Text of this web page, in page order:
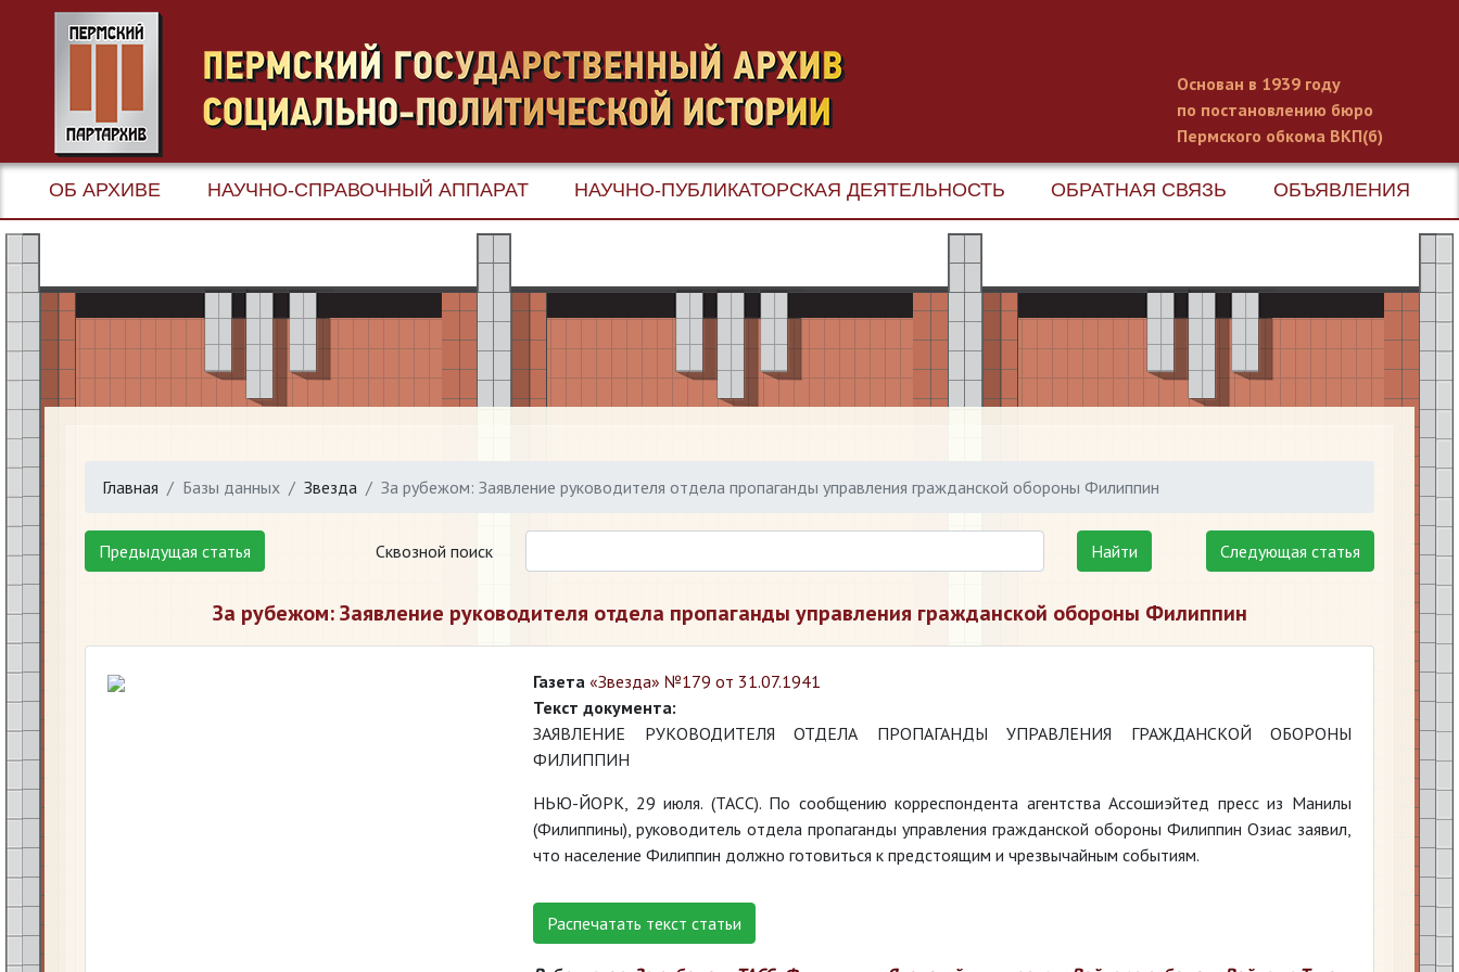
Основан в 1939 году
по постановлению бюро
Пермского обкома ВКП(б)
ОБ АРХИВЕ НАУЧНО-СПРАВОЧНЫЙ АППАРАТ НАУЧНО-ПУБЛИКАТОРСКАЯ ДЕЯТЕЛЬНОСТЬ ОБРАТНАЯ СВЯЗЬ ОБЪЯВЛЕНИЯ
Главная Базы данных Звезда За рубежом: Заявление руководителя отдела пропаганды управления гражданской обороны Филиппин
Предыдущая статья Сквозной поиск Найти Следующая статья
За рубежом: Заявление руководителя отдела пропаганды управления гражданской обороны Филиппин
Газета «Звезда» №179 от 31.07.1941
Текст документа:
ЗАЯВЛЕНИЕ РУКОВОДИТЕЛЯ ОТДЕЛА ПРОПАГАНДЫ УПРАВЛЕНИЯ ГРАЖДАНСКОЙ ОБОРОНЫ
ФИЛИППИН
НЬЮ-ЙОРК, 29 июля. (ТАСС). По сообщению корреспондента агентства Ассошиэйтед пресс из Манилы
(Филиппины), руководитель отдела пропаганды управления гражданской обороны Филиппин Озиас заявил,
что население Филиппин должно готовиться к предстоящим и чрезвычайным событиям.
Распечатать текст статьи